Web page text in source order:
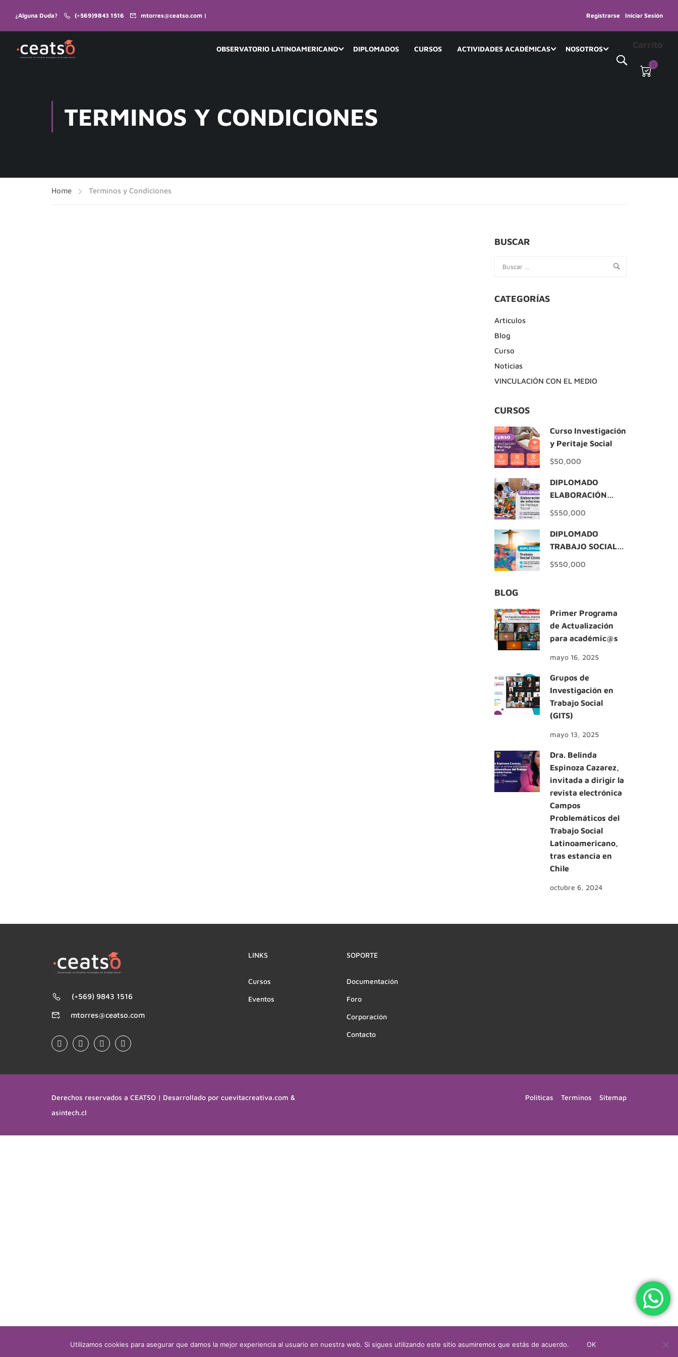
¿Alguna Duda? (+569)9843 1516 mtorres@ceatso.com | Registrarse Iniciar Sesión
OBSERVATORIO LATINOAMERICANO DIPLOMADOS CURSOS ACTIVIDADES ACADÉMICAS NOSOTROS Carrito
0
TERMINOS Y CONDICIONES
Home Terminos y Condiciones
BUSCAR
CATEGORÍAS
Artículos
Blog
Curso
Noticias
VINCULACIÓN CON EL MEDIO
CURSOS
Curso Investigación
y Peritaje Social
$50,000
DIPLOMADO
ELABORACIÓN
INFORMES DE
$550,000
DIPLOMADO
TRABAJO SOCIAL
CLÍNICO
$550,000
BLOG
Primer Programa
de Actualización
para académic@s
mayo 16, 2025
Grupos de
Investigación en
Trabajo Social
(GITS)
mayo 13, 2025
Dra. Belinda
Espinoza Cazarez,
invitada a dirigir la
revista electrónica
Campos
Problemáticos del
Trabajo Social
Latinoamericano,
tras estancia en
Chile
octubre 6, 2024
(+569) 9843 1516
mtorres@ceatso.com
LINKS
Cursos
Eventos
SOPORTE
Documentación
Foro
Corporación
Contacto
Derechos reservados a CEATSO | Desarrollado por cuevitacreativa.com &
asintech.cl
Politicas Terminos Sitemap
Utilizamos cookies para asegurar que damos la mejor experiencia al usuario en nuestra web. Si sigues utilizando este sitio asumiremos que estás de acuerdo. OK